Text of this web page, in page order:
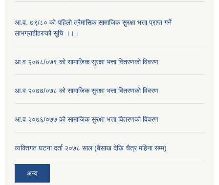
आ.व. ७९/८० को पहिलो त्रैमासिक सामाजिक सुरक्षा भत्ता प्राप्त गर्ने
लाभग्राहीहरुको सूचि ।।।
आ.व २०७८/०७९ को सामाजिक सुरक्षा भत्ता वितरणको विवरण
आ.व २०७७/०७८ को सामाजिक सुरक्षा भत्ता वितरणको विवरण
आ.व २०७६/०७७ को सामाजिक सुरक्षा भत्ता वितरणको विवरण
व्यक्तिगत घटना दर्ता २०७८ साल (बैसाख देखि चैत्र महिना सम्म)
अन्य